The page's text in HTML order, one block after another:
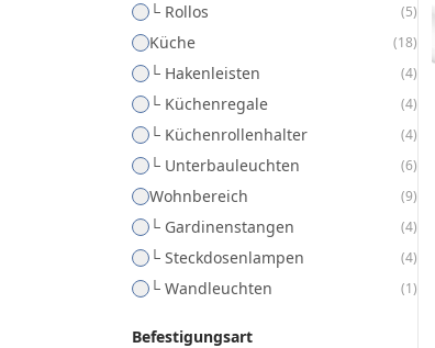
└ Rollos (5)
Küche (18)
└ Hakenleisten (4)
└ Küchenregale (4)
└ Küchenrollenhalter (4)
└ Unterbauleuchten (6)
Wohnbereich (9)
└ Gardinenstangen (4)
└ Steckdosenlampen (4)
└ Wandleuchten (1)
Befestigungsart